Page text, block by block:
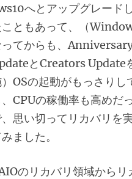
へとアップグレード
こともあって、（
ってからも、
とCreators Update
OSの起動がもっさりし
、CPUの稼働率も高めだ
思い切ってリカバリを
ました。
のリカバリ領域からリ